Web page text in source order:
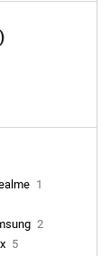
1
2
5